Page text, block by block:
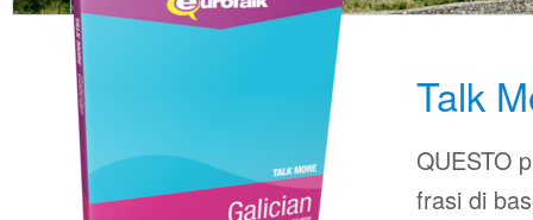
Talk
QUESTO
frasi di